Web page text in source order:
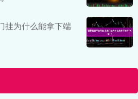
挂为什么能拿下端